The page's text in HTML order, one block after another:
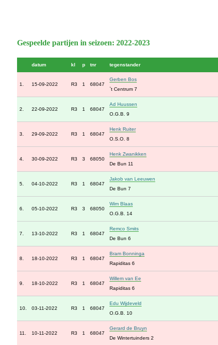
Gespeelde partijen in seizoen: 2022-2023
datum kl p tnr tegenstander
1. 15-09-2022 R3 1 68047
Gerben Bos
`t Centrum 7
2. 22-09-2022 R3 1 68047
Ad Huussen
O.G.B. 9
3. 29-09-2022 R3 1 68047
Henk Ruiter
O.S.O. 8
4. 30-09-2022 R3 3 68050
Henk Zwanikken
De Bun 11
5. 04-10-2022 R3 1 68047
Jakob van Leeuwen
De Bun 7
6. 05-10-2022 R3 3 68050
Wim Blaas
O.G.B. 14
7. 13-10-2022 R3 1 68047
Remco Smits
De Bun 6
8. 18-10-2022 R3 1 68047
Bram Bonninga
Rapiditas 6
9. 18-10-2022 R3 1 68047
Willem van Ee
Rapiditas 6
10. 03-11-2022 R3 1 68047
Edu Wijdeveld
O.G.B. 10
11. 10-11-2022 R3 1 68047
Gerard de Bruyn
De Wintertuinders 2